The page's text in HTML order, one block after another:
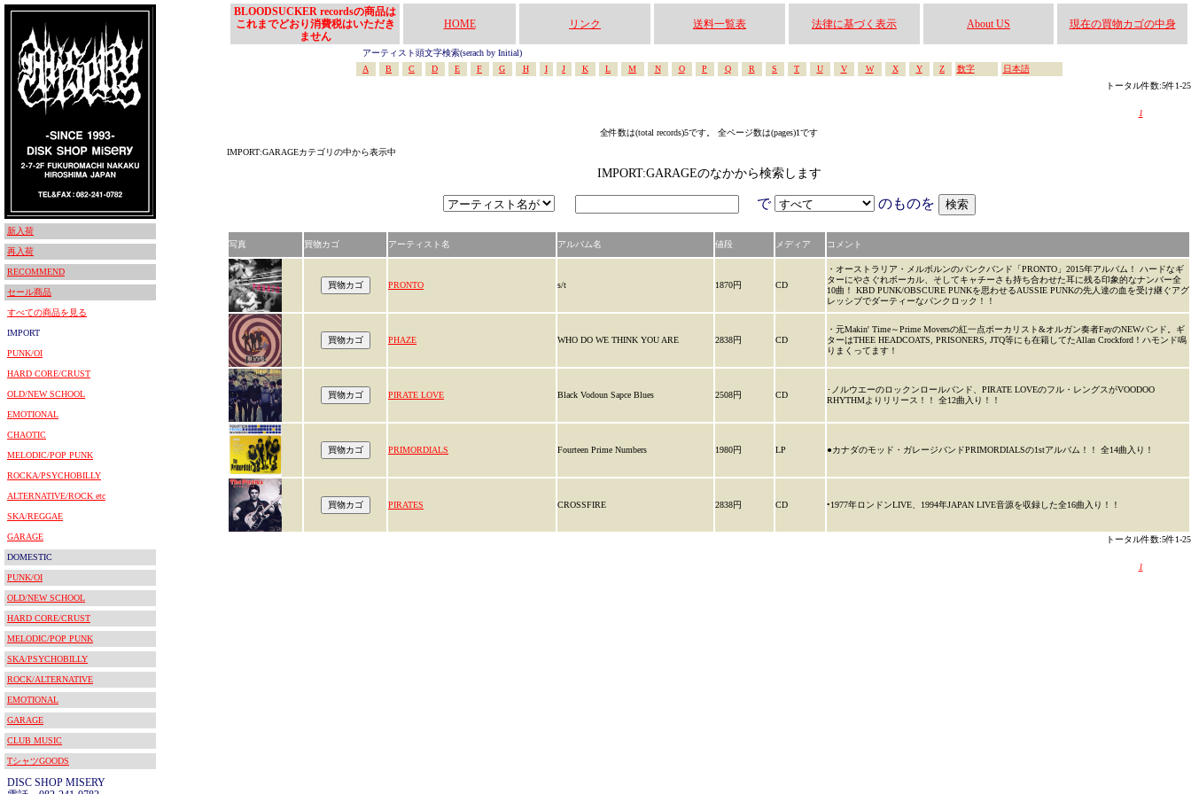
新入荷
再入荷
RECOMMEND
セール商品
すべての商品を見る
IMPORT
PUNK/OI
HARD CORE/CRUST
OLD/NEW SCHOOL
EMOTIONAL
CHAOTIC
MELODIC/POP PUNK
ROCKA/PSYCHOBILLY
ALTERNATIVE/ROCK etc
SKA/REGGAE
GARAGE
DOMESTIC
PUNK/OI
OLD/NEW SCHOOL
HARD CORE/CRUST
MELODIC/POP PUNK
SKA/PSYCHOBILLY
ROCK/ALTERNATIVE
EMOTIONAL
GARAGE
CLUB MUSIC
TシャツGOODS
DISC SHOP MISERY
BLOODSUCKER recordsの商品は
これまでどおり消費税はいただき
ません
HOME リンク 送料一覧表 法律に基づく表示 About US 現在の買物カゴの中身
アーティスト頭文字検索(serach by Initial)
A
B C D E F G H I J K L M N O P Q R S T U V W X Y Z 数字
日本語
トータル件数:5件1-25
1
全件数は(total records)5です。 全ページ数は(pages)1です
IMPORT:GARAGEカテゴリの中から表示中
IMPORT:GARAGEのなかから検索します
で のものを
写真 買物カゴ アーティスト名 アルバム名 値段 メディア コメント
PRONTO s/t 1870円 CD
・オーストラリア・メルボルンのパンクバンド「PRONTO」2015年アルバム！ ハードなギ
ターにやさぐれボーカル、そしてキャチーさも持ち合わせた耳に残る印象的なナンバー全
10曲！ KBD PUNK/OBSCURE PUNKを思わせるAUSSIE PUNKの先人達の血を受け継ぐアグ
レッシブでダーティーなパンクロック！！
PHAZE WHO DO WE THINK YOU ARE 2838円 CD
・元Makin' Time～Prime Moversの紅一点ボーカリスト&オルガン奏者FayのNEWバンド。ギ
ターはTHEE HEADCOATS, PRISONERS, JTQ等にも在籍してたAllan Crockford！ハモンド鳴
りまくってます！
PIRATE LOVE Black Vodoun Sapce Blues 2508円 CD
･ノルウエーのロックンロールバンド、PIRATE LOVEのフル・レングスがVOODOO
RHYTHMよりリリース！！ 全12曲入り！！
PRIMORDIALS Fourteen Prime Numbers 1980円 LP ●カナダのモッド・ガレージバンドPRIMORDIALSの1stアルバム！！ 全14曲入り！
PIRATES CROSSFIRE 2838円 CD •1977年ロンドンLIVE、1994年JAPAN LIVE音源を収録した全16曲入り！！
トータル件数:5件1-25
1